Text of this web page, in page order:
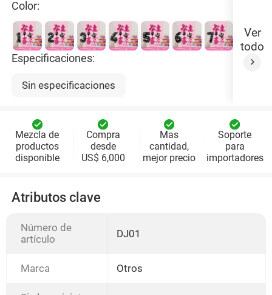
Color:
Especificaciones:
Sin especificaciones
Ver
todo
Mezcla de
productos
disponible
Compra
desde
US$ 6,000
Mas
cantidad,
mejor precio
Soporte
para
importadores
Atributos clave
Número de
artículo
DJ01
Marca Otros